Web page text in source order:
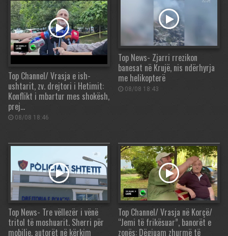
Top Channel/ Vrasja e ish-
ushtarit, zv. drejtori i Hetimit:
Konflikt i mbartur mes shokësh,
prej…
08/08 18:46
Top News- Zjarri rrezikon
banesat në Krujë, nis ndërhyrja
me helikopterë
08/08 18:43
Top News- Tre vëllezër i vënë
tritol të moshuarit. Sherri për
mobilje, autorët në kërkim
Top Channel/ Vrasja në Korçë/
“Jemi të frikësuar”, banorët e
zonës: Dëgjuam zhurmë të